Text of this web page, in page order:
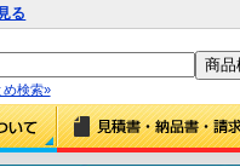
る
め検索»